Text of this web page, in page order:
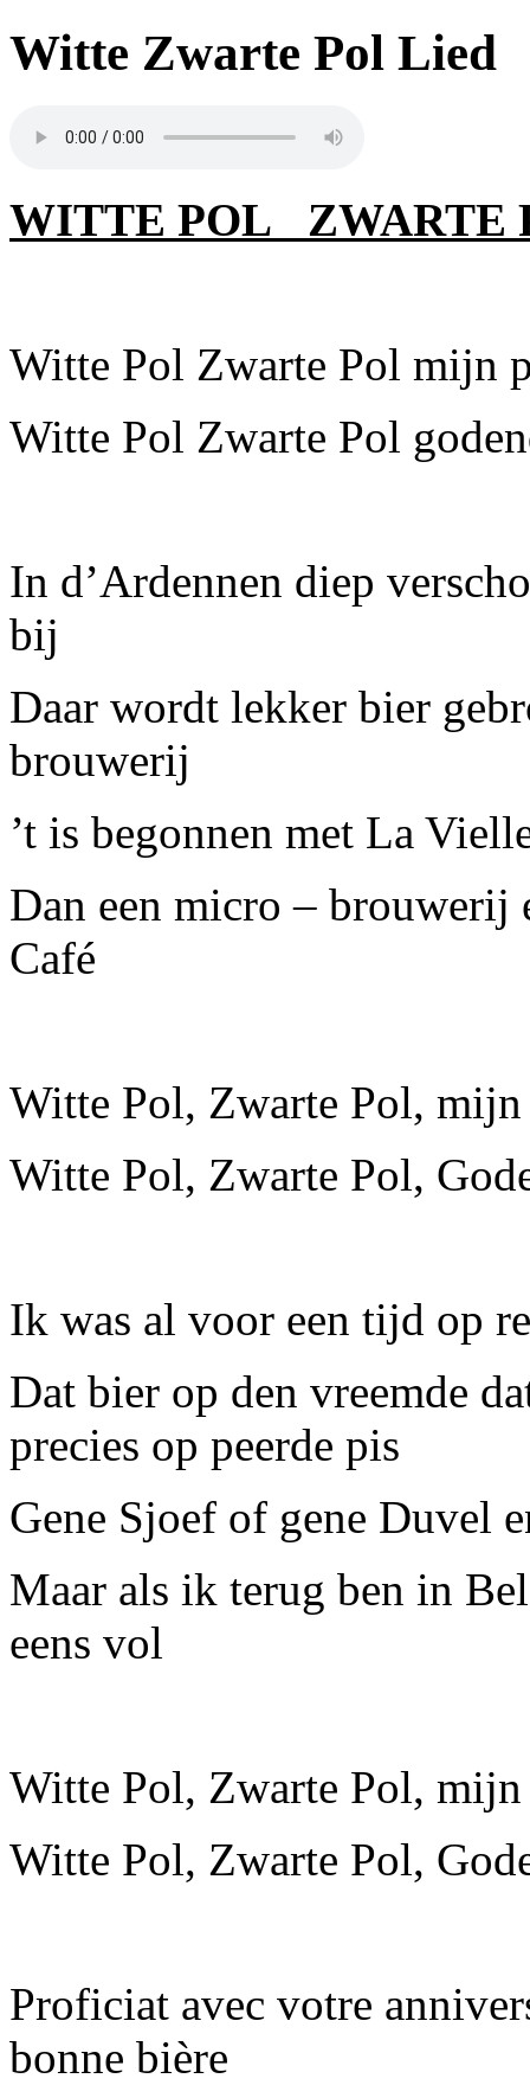
Witte Zwarte Pol Lied
WITTE POL ZWARTE
Witte Pol Zwarte Pol mijn
Witte Pol Zwarte Pol
In d’Ardennen diep
bij
Daar wordt lekker bier
brouwerij
’t is begonnen met La
Dan een micro – brouwerij
Café
Witte Pol, Zwarte Pol,
Witte Pol, Zwarte Pol,
Ik was al voor een tijd op
Dat bier op den vreemde
precies op peerde pis
Gene Sjoef of gene Duvel
Maar als ik terug ben in
eens vol
Witte Pol, Zwarte Pol,
Witte Pol, Zwarte Pol,
Proficiat avec votre
bonne bière